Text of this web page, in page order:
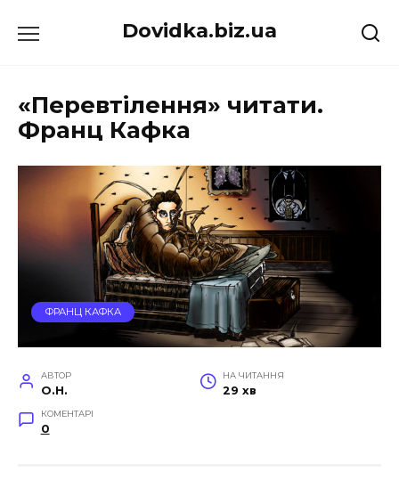
до
Dovidka.biz.ua
«Перевтілення» читати.
Франц Кафка
ФРАНЦ КАФКА
АВТОР
O.H.
НА ЧИТАННЯ
29 хв
КОМЕНТАРІ
0